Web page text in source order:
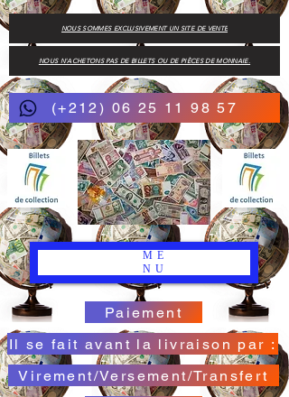
(+212) 06 25 11 98 57
ME
NU
Paiement
Virement/Versement/Transfert
Il se fait avant la livraison par :
NOUS N'ACHETONS PAS DE BILLETS OU DE PIÈCES DE MONNAIE.
NOUS SOMMES EXCLUSIVEMENT UN SITE DE VENTE